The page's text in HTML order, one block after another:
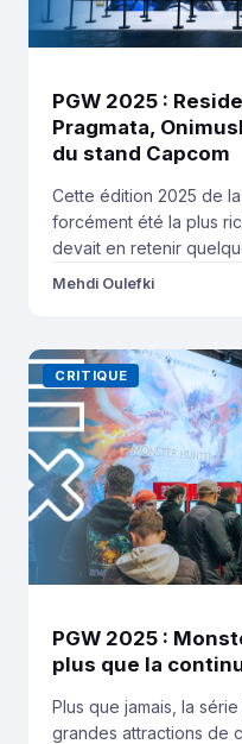
PGW 2025 :
Pragmata,
du stand Capcom
Cette édition 2025 de la
forcément été la plus
devait en retenir
probablement plus
[…]
Mehdi Oulefki
CRITIQUE
PGW 2025 :
plus que la
Plus que jamais, la
grandes attractions de